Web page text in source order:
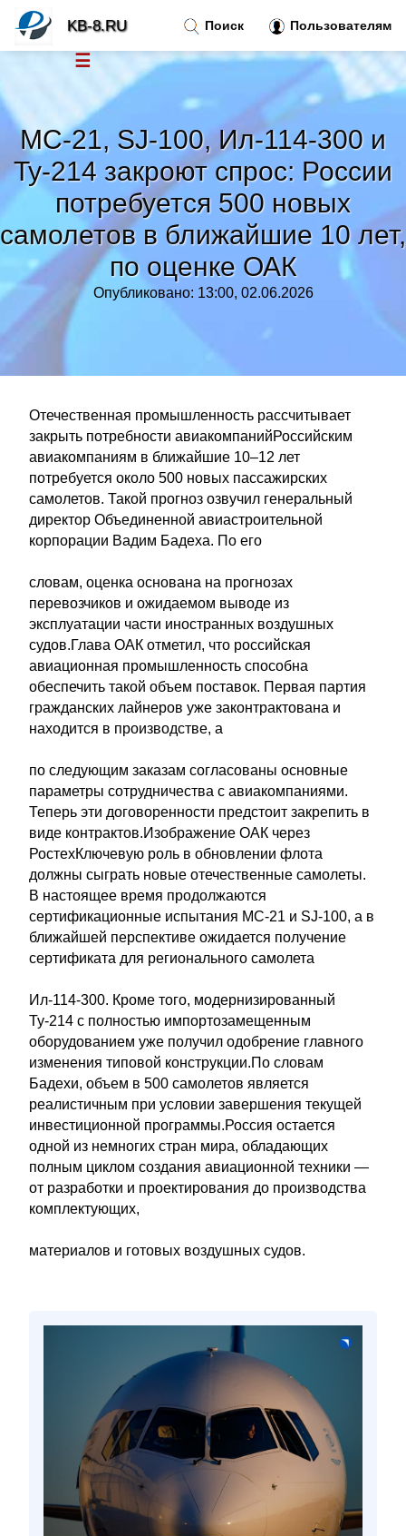
МС-21, SJ-100, Ил-114-300 и
Ту-214 закроют спрос: России
потребуется 500 новых
самолетов в ближайшие 10 лет,
по оценке ОАК
Опубликовано: 13:00, 02.06.2026
Отечественная промышленность рассчитывает
закрыть потребности авиакомпанийРоссийским
авиакомпаниям в ближайшие 10–12 лет
потребуется около 500 новых пассажирских
самолетов. Такой прогноз озвучил генеральный
директор Объединенной авиастроительной
корпорации Вадим Бадеха. По его
словам, оценка основана на прогнозах
перевозчиков и ожидаемом выводе из
эксплуатации части иностранных воздушных
судов.Глава ОАК отметил, что российская
авиационная промышленность способна
обеспечить такой объем поставок. Первая партия
гражданских лайнеров уже законтрактована и
находится в производстве, а
по следующим заказам согласованы основные
параметры сотрудничества с авиакомпаниями.
Теперь эти договоренности предстоит закрепить в
виде контрактов.Изображение ОАК через
РостехКлючевую роль в обновлении флота
должны сыграть новые отечественные самолеты.
В настоящее время продолжаются
сертификационные испытания МС-21 и SJ-100, а в
ближайшей перспективе ожидается получение
сертификата для регионального самолета
Ил-114-300. Кроме того, модернизированный
Ту-214 с полностью импортозамещенным
оборудованием уже получил одобрение главного
изменения типовой конструкции.По словам
Бадехи, объем в 500 самолетов является
реалистичным при условии завершения текущей
инвестиционной программы.Россия остается
одной из немногих стран мира, обладающих
полным циклом создания авиационной техники —
от разработки и проектирования до производства
комплектующих,
материалов и готовых воздушных судов.
Поиск Пользователям
KB-8.RU
☰
Тренды новостей»
Рубрики»
Правила »
Контакт